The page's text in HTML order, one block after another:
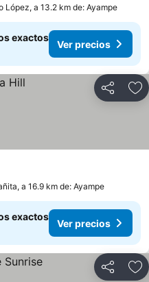
López, a 13.2 km de: Ayampe
exactos
Ver precios
Compartir
a 16.9 km de: Ayampe
exactos
Ver precios
Compartir